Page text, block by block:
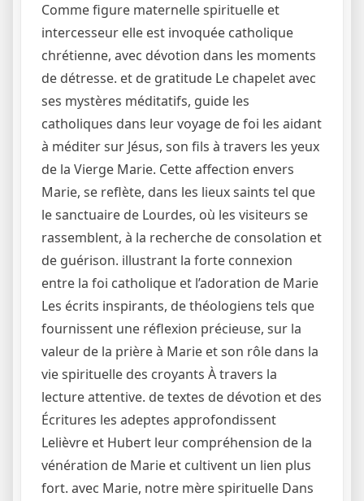
Comme figure maternelle spirituelle et
intercesseur elle est invoquée catholique
chrétienne, avec dévotion dans les moments
de détresse. et de gratitude Le chapelet avec
ses mystères méditatifs, guide les
catholiques dans leur voyage de foi les aidant
à méditer sur Jésus, son fils à travers les yeux
de la Vierge Marie. Cette affection envers
Marie, se reflète, dans les lieux saints tel que
le sanctuaire de Lourdes, où les visiteurs se
rassemblent, à la recherche de consolation et
de guérison. illustrant la forte connexion
entre la foi catholique et l’adoration de Marie
Les écrits inspirants, de théologiens tels que
fournissent une réflexion précieuse, sur la
valeur de la prière à Marie et son rôle dans la
vie spirituelle des croyants À travers la
lecture attentive. de textes de dévotion et des
Écritures les adeptes approfondissent
Lelièvre et Hubert leur compréhension de la
vénération de Marie et cultivent un lien plus
fort. avec Marie, notre mère spirituelle Dans